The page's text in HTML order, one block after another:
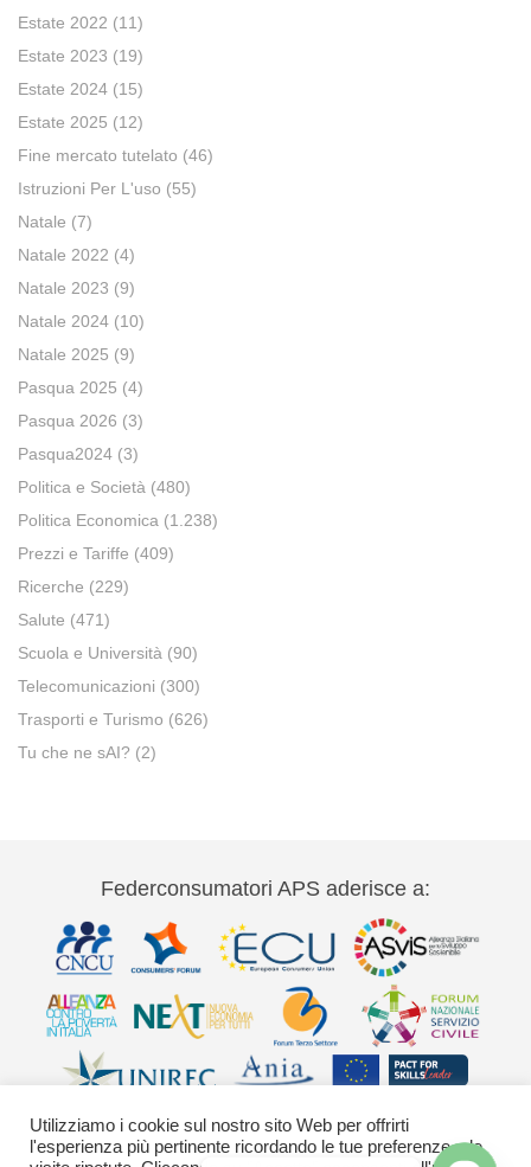
Estate 2022 (11)
Estate 2023 (19)
Estate 2024 (15)
Estate 2025 (12)
Fine mercato tutelato (46)
Istruzioni Per L'uso (55)
Natale (7)
Natale 2022 (4)
Natale 2023 (9)
Natale 2024 (10)
Natale 2025 (9)
Pasqua 2025 (4)
Pasqua 2026 (3)
Pasqua2024 (3)
Politica e Società (480)
Politica Economica (1.238)
Prezzi e Tariffe (409)
Ricerche (229)
Salute (471)
Scuola e Università (90)
Telecomunicazioni (300)
Trasporti e Turismo (626)
Tu che ne sAI? (2)
Federconsumatori APS aderisce a:
Utilizziamo i cookie sul nostro sito Web per offrirti
l'esperienza più pertinente ricordando le tue preferenze e le